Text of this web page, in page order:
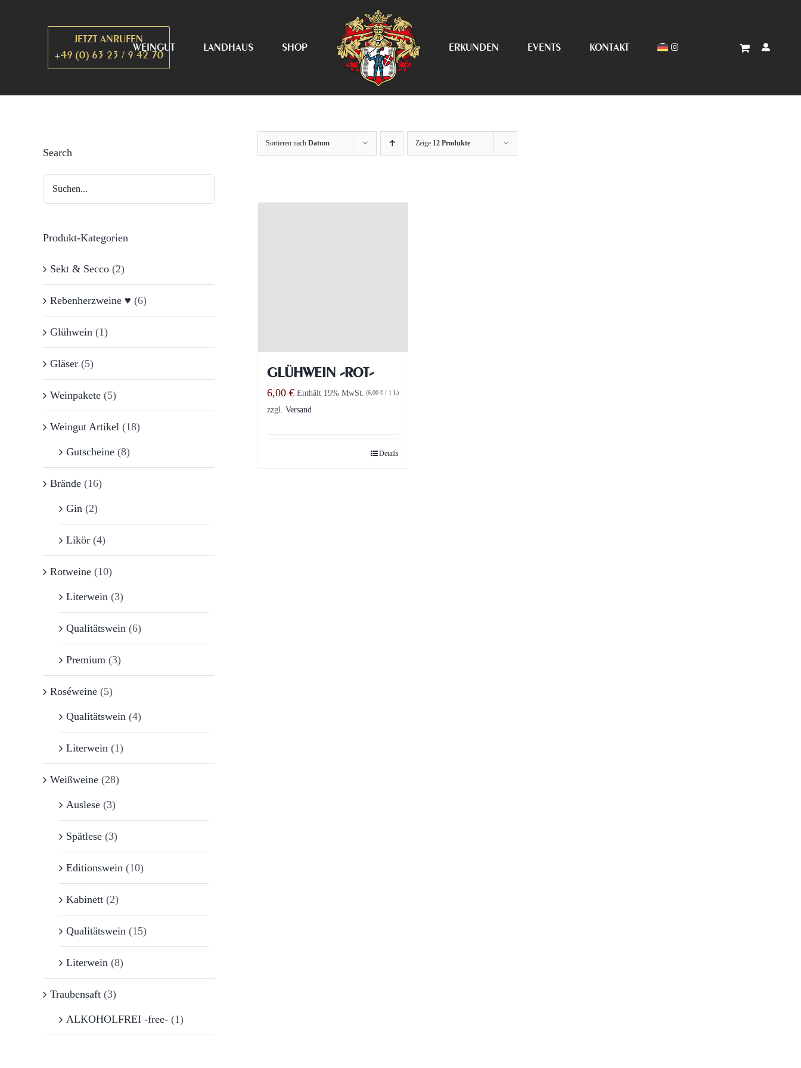
JETZT ANRUFEN
+49 (0) 63 23 / 9 42 70
WEINGUT LANDHAUS SHOP ERKUNDEN EVENTS KONTAKT
Sortieren nach Datum Zeige 12 Produkte
GLÜHWEIN -ROT-
6,00 € Enthält 19% MwSt. (6,00€ / 1 L)
zzgl. Versand
Details
Search
Produkt-Kategorien
Sekt & Secco (2)
Rebenherzweine ♥ (6)
Glühwein (1)
Gläser (5)
Weinpakete (5)
Weingut Artikel (18)
Gutscheine (8)
Brände (16)
Gin (2)
Likör (4)
Rotweine (10)
Literwein (3)
Qualitätswein (6)
Premium (3)
Roséweine (5)
Qualitätswein (4)
Literwein (1)
Weißweine (28)
Auslese (3)
Spätlese (3)
Editionswein (10)
Kabinett (2)
Qualitätswein (15)
Literwein (8)
Traubensaft (3)
ALKOHOLFREI -free- (1)